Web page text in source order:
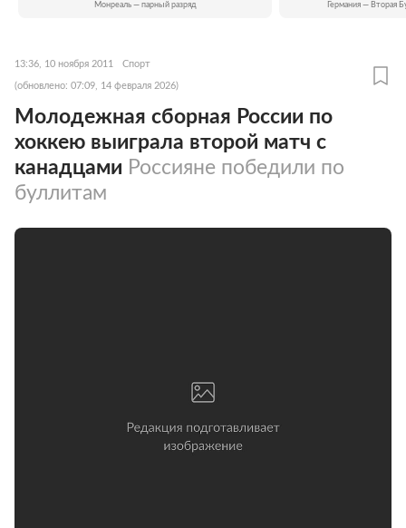
Монреаль — парный разряд Германия — Вторая
13:36, 10 ноября 2011 Спорт
(обновлено: 07:09, 14 февраля 2026)
Молодежная сборная России по
хоккею выиграла второй матч с
канадцами Россияне победили по
буллитам